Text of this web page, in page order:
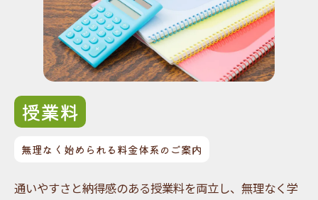
授業料
無理なく始められる料金体系のご案内
通いやすさと納得感のある授業料を両立し、無理なく学
お問い合わせはこちら